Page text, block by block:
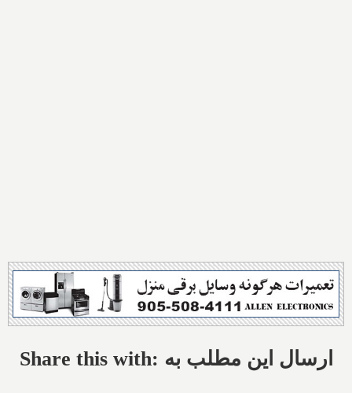
Share this with: ارسال این مطلب به